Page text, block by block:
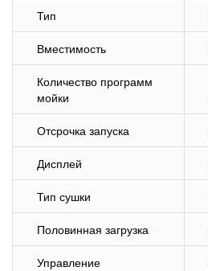
Тип
Вместимость
Количество программ
мойки
Отсрочка запуска
Дисплей
Тип сушки
Половинная загрузка
Управление